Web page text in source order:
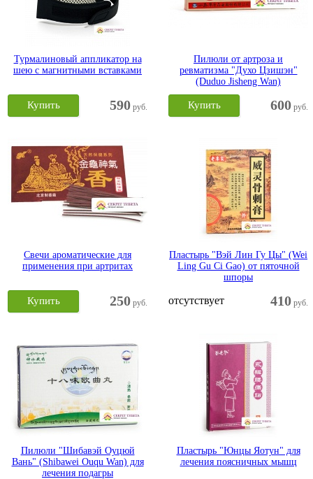
Турмалиновый аппликатор на
шею с магнитными вставками
590 руб.
Купить
Пилюли от артроза и
ревматизма "Духо Цзишэн"
(Duduo Jisheng Wan)
600 руб.
Купить
Свечи ароматические для
применения при артритах
250 руб.
Купить
Пластырь "Вэй Лин Гу Цы" (Wei
Ling Gu Ci Gao) от пяточной
шпоры
410 руб.
отсутствует
Пилюли "Шибавэй Оуцюй
Вань" (Shibawei Ouqu Wan) для
лечения подагры
Пластырь "Юнцы Яотун" для
лечения поясничных мышц